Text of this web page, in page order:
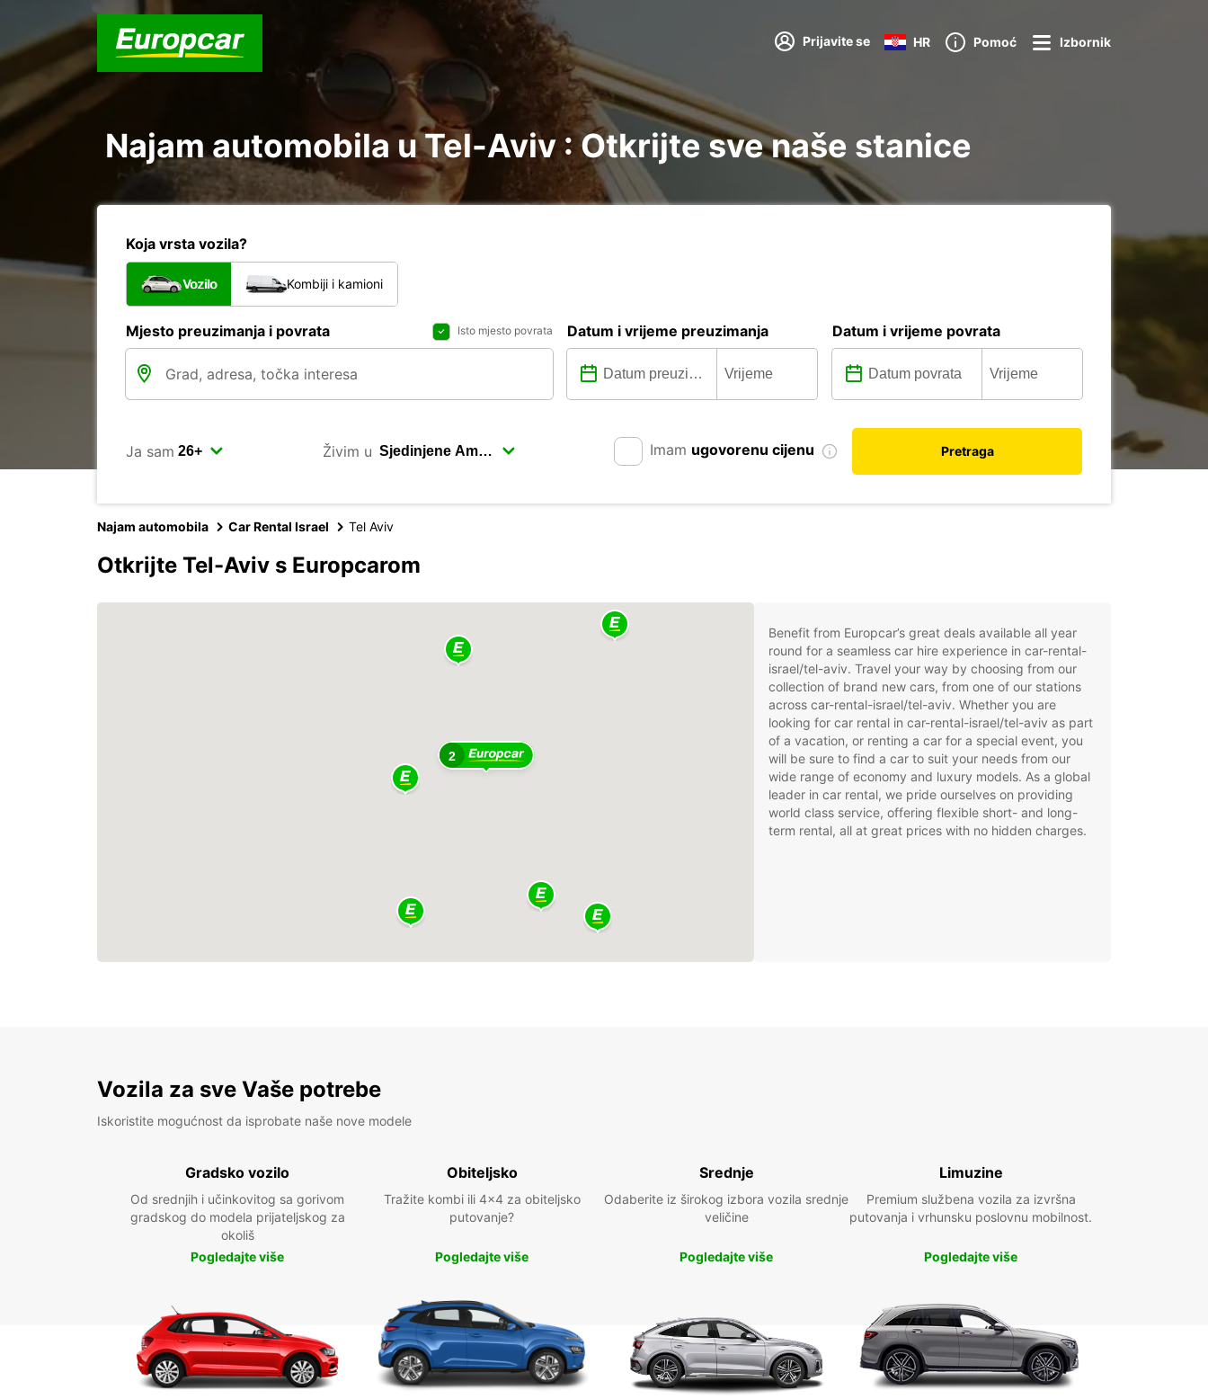
Prijavite se HR Pomoć Izbornik
Najam automobila u Tel-Aviv : Otkrijte sve naše stanice
Koja vrsta vozila?
Vozilo Kombiji i kamioni
Mjesto preuzimanja i povrata Isto mjesto povrata Datum i vrijeme preuzimanja Datum i vrijeme povrata
Ja sam Živim u Imam ugovorenu cijenu Pretraga
Najam automobila Car Rental Israel Tel Aviv
Otkrijte Tel-Aviv s Europcarom
2
Benefit from Europcar’s great deals available all year
round for a seamless car hire experience in car-rental-
israel/tel-aviv. Travel your way by choosing from our
collection of brand new cars, from one of our stations
across car-rental-israel/tel-aviv. Whether you are
looking for car rental in car-rental-israel/tel-aviv as part
of a vacation, or renting a car for a special event, you
will be sure to find a car to suit your needs from our
wide range of economy and luxury models. As a global
leader in car rental, we pride ourselves on providing
world class service, offering flexible short- and long-
term rental, all at great prices with no hidden charges.
Vozila za sve Vaše potrebe
Iskoristite mogućnost da isprobate naše nove modele
Gradsko vozilo
Od srednjih i učinkovitog sa gorivom
gradskog do modela prijateljskog za
okoliš
Pogledajte više
Obiteljsko
Tražite kombi ili 4x4 za obiteljsko
putovanje?
Pogledajte više
Srednje
Odaberite iz širokog izbora vozila srednje
veličine
Pogledajte više
Limuzine
Premium službena vozila za izvršna
putovanja i vrhunsku poslovnu mobilnost.
Pogledajte više